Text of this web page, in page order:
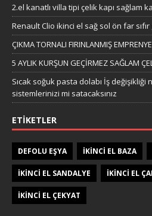
2.el kanatlı villa tipi çelik kapı sağlam
Renault Clio ikinci el sağ sol ön far
ÇIKMA TORNALI FIRINLANMIŞ
5 AYLIK KURŞUN GEÇİRMEZ SAĞLAM
Sıcak soğuk pasta dolabı İş
sistemlerinizi mi satacaksınız
ETIKETLER
DEFOLU EŞYA IKINCI EL BAZA
IKINCI EL SANDALYE IKINCI EL
IKINCI EL ÇEKYAT